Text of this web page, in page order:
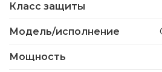
Класс защиты
Модель/исполнение
Мощность